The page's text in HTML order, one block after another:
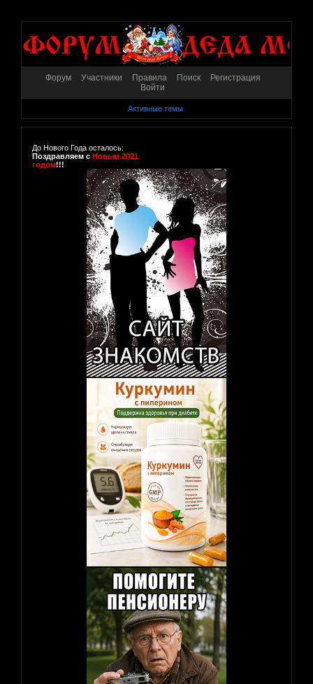
Форум Участники Правила Поиск
Регистрация
Войти
Активные темы
До Нового Года осталось:
Поздравляем с Новым 2021
годом!!!